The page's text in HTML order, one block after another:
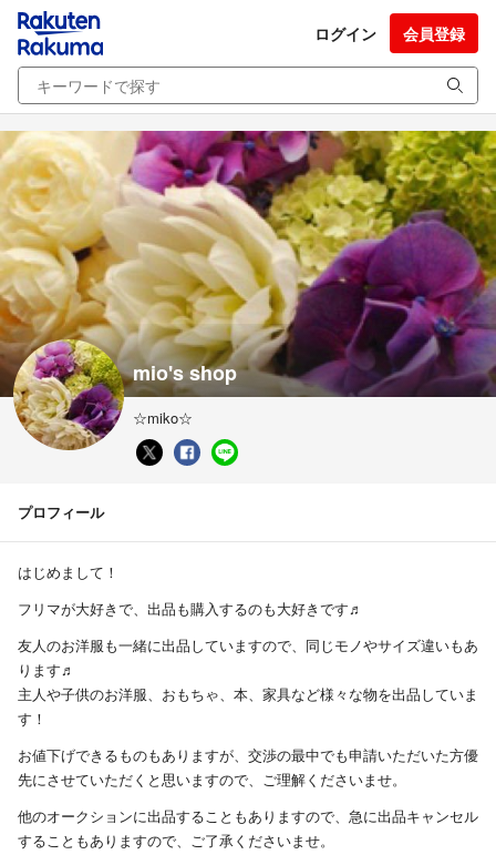
ログイン 会員登録
mio's shop
☆miko☆
プロフィール
はじめまして！
フリマが大好きで、出品も購入するのも大好きです♬
友人のお洋服も一緒に出品していますので、同じモノやサイズ違いもあ
ります♬
主人や子供のお洋服、おもちゃ、本、家具など様々な物を出品していま
す！
お値下げできるものもありますが、交渉の最中でも申請いただいた方優
先にさせていただくと思いますので、ご理解くださいませ。
他のオークションに出品することもありますので、急に出品キャンセル
することもありますので、ご了承くださいませ。